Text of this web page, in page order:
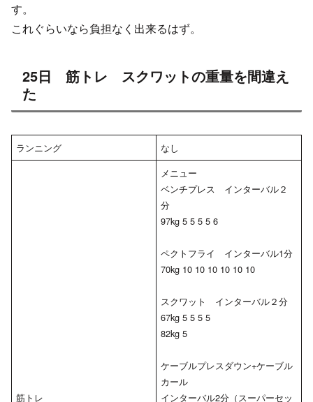
す。
これぐらいなら負担なく出来るはず。
25日 筋トレ スクワットの重量を間違え
た
ランニング なし
筋トレ
メニュー
ベンチプレス インターバル２
分
97kg 5 5 5 5 6
ペクトフライ インターバル1分
70kg 10 10 10 10 10 10
スクワット インターバル２分
67kg 5 5 5 5
82kg 5
ケーブルプレスダウン+ケーブル
カール
インターバル2分（スーパーセッ